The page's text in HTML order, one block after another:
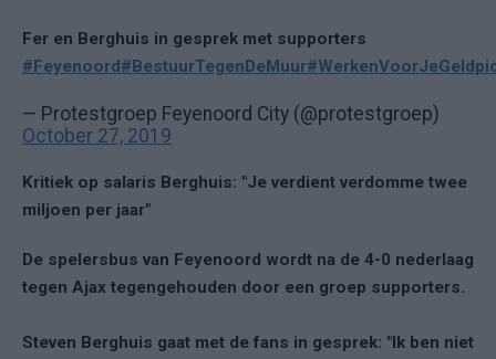
Fer en Berghuis in gesprek met supporters
#Feyenoord#BestuurTegenDeMuur#WerkenVoorJeGeld
— Protestgroep Feyenoord City (@protestgroep)
October 27, 2019
Kritiek op salaris Berghuis: "Je verdient verdomme twee
miljoen per jaar"
De spelersbus van Feyenoord wordt na de 4-0 nederlaag
tegen Ajax tegengehouden door een groep supporters.
Steven Berghuis gaat met de fans in gesprek: "Ik ben niet